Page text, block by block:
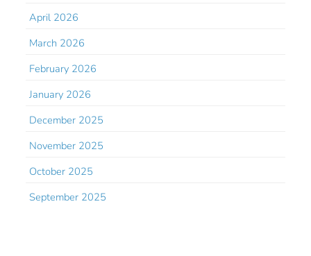
April 2026
March 2026
February 2026
January 2026
December 2025
November 2025
October 2025
September 2025